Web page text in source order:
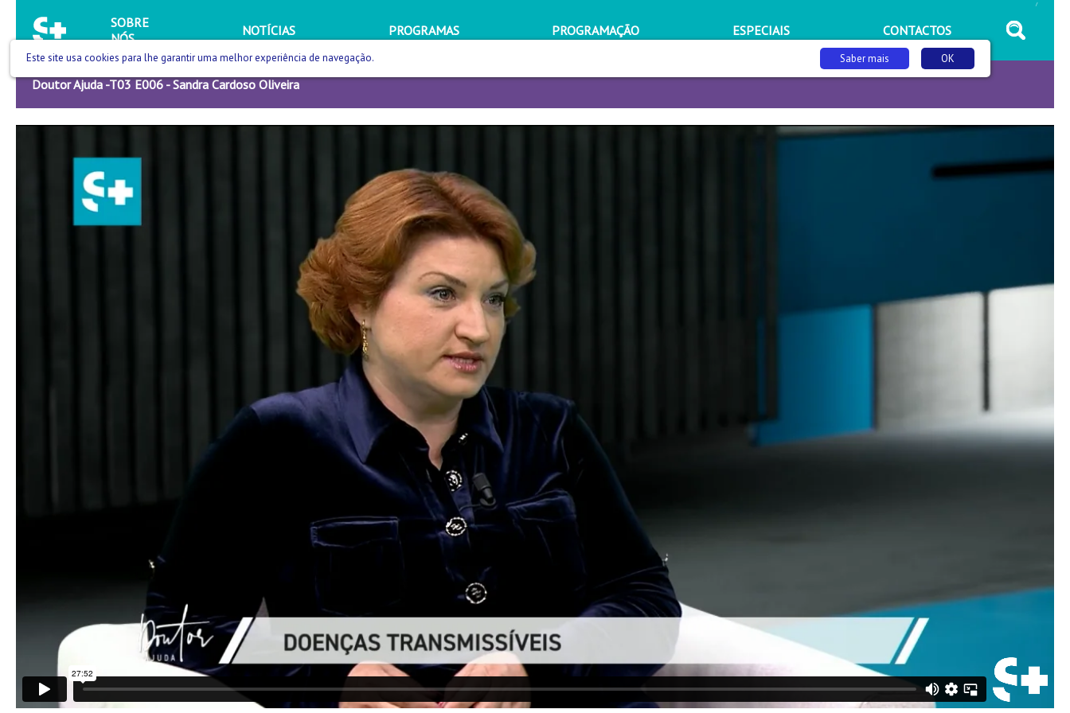
SOBRE
NÓS
NOTÍCIAS PROGRAMAS PROGRAMAÇÃO ESPECIAIS CONTACTOS
/
Doutor Ajuda -T03 E006 - Sandra Cardoso Oliveira
Este site usa cookies para lhe garantir uma melhor experiência de navegação. OK
Saber mais